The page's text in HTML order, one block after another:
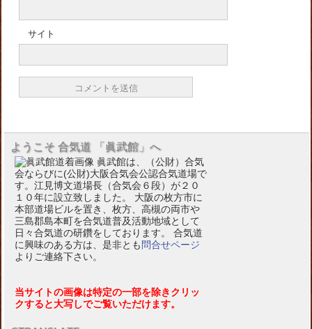
サイト
ようこそ 合気道 「眞武館」へ
眞武館は、（公財）合気
会ならびに(公財)大阪合気会公認合気道場で
す。江見博文道場長（合気会６段）が２０
１０年に設立致しました。 大阪の枚方市に
本部道場ビルを置き、枚方、高槻の両市や
三島郡島本町を合気道普及活動地域として
日々合気道の研鑽をしております。 合気道
に興味のある方は、是非とも 問合せページ
よりご連絡下さい。
当サイトの画像は特定の一部を除きクリッ
クすると大写しでご覧いただけます。